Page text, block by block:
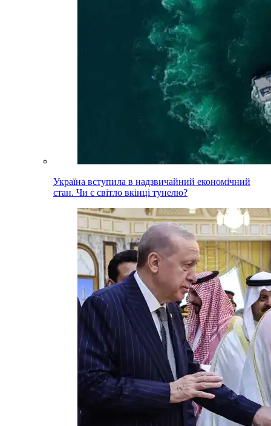
Україна вступила в надзвичайний економічний
стан. Чи є світло вкінці тунелю?